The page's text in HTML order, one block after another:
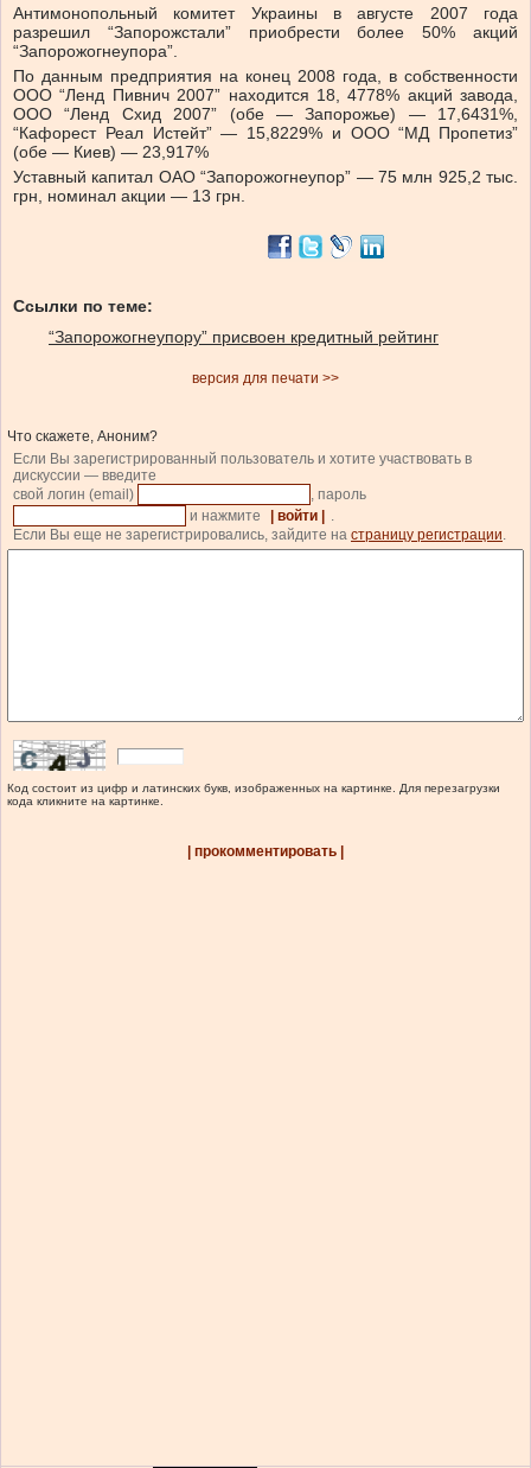
Антимонопольный комитет Украины в августе 2007 года
разрешил “Запорожстали” приобрести более 50% акций
“Запорожогнеупора”.
По данным предприятия на конец 2008 года, в собственности
ООО “Ленд Пивнич 2007” находится 18, 4778% акций завода,
ООО “Ленд Схид 2007” (обе — Запорожье) — 17,6431%,
“Кафорест Реал Истейт” — 15,8229% и ООО “МД Пропетиз”
(обе — Киев) — 23,917%
Уставный капитал ОАО “Запорожогнеупор” — 75 млн 925,2 тыс.
грн, номинал акции — 13 грн.
Ссылки по теме:
“Запорожогнеупору” присвоен кредитный рейтинг
версия для печати >>
Что скажете, Аноним?
Если Вы зарегистрированный пользователь и хотите участвовать в
дискуссии — введите
свой логин (email)
, пароль
и нажмите
| войти |
.
Если Вы еще не зарегистрировались, зайдите на страницу регистрации.
Код состоит из цифр и латинских букв, изображенных на картинке. Для перезагрузки
кода кликните на картинке.
| прокомментировать |